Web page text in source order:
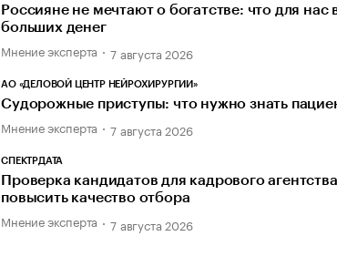
Россияне не мечтают о богатстве: что для нас
больших денег
Мнение эксперта 7 августа 2026
АО «ДЕЛОВОЙ ЦЕНТР НЕЙРОХИРУРГИИ»
Судорожные приступы: что нужно знать
Мнение эксперта 7 августа 2026
СПЕКТРДАТА
Проверка кандидатов для кадрового
повысить качество отбора
Мнение эксперта 7 августа 2026